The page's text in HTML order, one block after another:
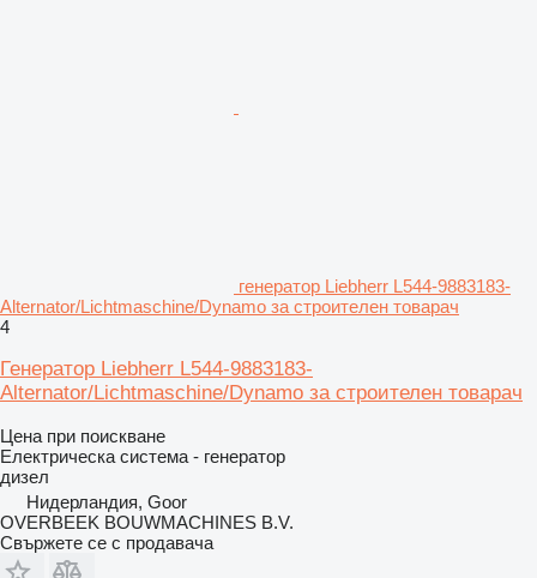
генератор Liebherr L544-9883183-
Alternator/Lichtmaschine/Dynamo за строителен товарач
4
Генератор Liebherr L544-9883183-
Alternator/Lichtmaschine/Dynamo за строителен товарач
Цена при поискване
Електрическа система - генератор
дизел
Нидерландия, Goor
OVERBEEK BOUWMACHINES B.V.
Свържете се с продавача